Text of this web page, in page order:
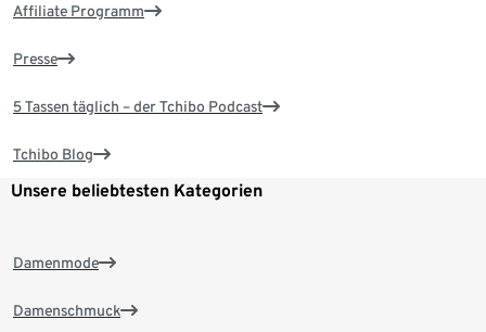
Affiliate Programm
Presse
5 Tassen täglich – der Tchibo Podcast
Tchibo Blog
Unsere beliebtesten Kategorien
Damenmode
Damenschmuck